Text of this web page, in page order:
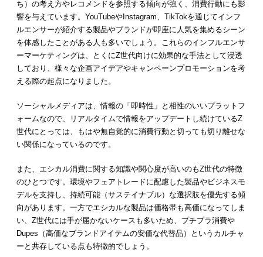
ち）の考え方やレコメンドを参照する傾向が強く、消費行動にも影
響を与えています。YouTubeやInstagram、TikTokを通じてインフ
ルエンサーが紹介する製品やブランドが即座に人気を集めるシーン
を体感したことがある人も多いでしょう。これらのインフルエンサ
ーマーケティングは、とくにZ世代向けに効果的な手法として浸透
しており、様々な企画アイデアやキャンペーンプロモーションを考
える際の起点になりました。
ソーシャルメディアは、情報の「即時性」と相性のいいプラットフ
ォームなので、リアルタイムで情報をアップデートし続けているZ
世代にとっては、もはや無自覚的に消費行動と切っても切り離せな
い関係になっているのです。
また、エシカル消費に関する知識や関心度が高いのもZ世代の特徴
のひとつです。環境やフェアトレードに配慮した製品やビジネスモ
デルを支持し、持続可能（サステイナブル）な選択肢を優先する傾
向があります。一方でエシカルな製品は価格帯も高価になってしま
い、Z世代には手が届かないケースも多いため、プチプラ消費や
Dupes（高価なブランドアイテムの安価な代替品）というカルチャ
ーと共存している点も特徴的でしょう。